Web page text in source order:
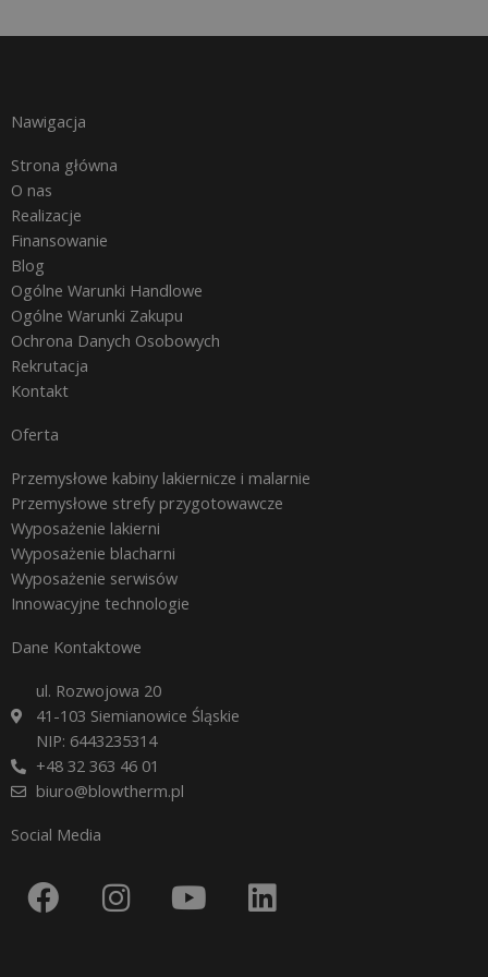
Nawigacja
Strona główna
O nas
Realizacje
Finansowanie
Blog
Ogólne Warunki Handlowe
Ogólne Warunki Zakupu
Ochrona Danych Osobowych
Rekrutacja
Kontakt
Oferta
Przemysłowe kabiny lakiernicze i malarnie
Przemysłowe strefy przygotowawcze
Wyposażenie lakierni
Wyposażenie blacharni
Wyposażenie serwisów
Innowacyjne technologie
Dane Kontaktowe
ul. Rozwojowa 20
41-103 Siemianowice Śląskie
NIP: 6443235314
+48 32 363 46 01
biuro@blowtherm.pl
Social Media
F
a
I
n
Y
o
L
i